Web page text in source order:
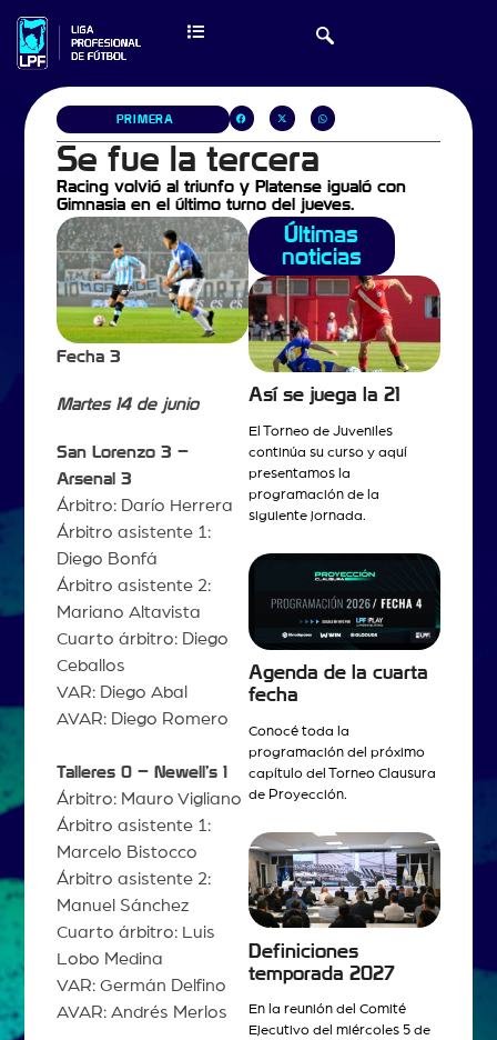
PRIMERA
Se fue la tercera
Racing volvió al triunfo y Platense igualó con
Gimnasia en el último turno del jueves.
Fecha 3
Martes 14 de junio
San Lorenzo 3 –
Arsenal 3
Árbitro: Darío Herrera
Árbitro asistente 1:
Diego Bonfá
Árbitro asistente 2:
Mariano Altavista
Cuarto árbitro: Diego
Ceballos
VAR: Diego Abal
AVAR: Diego Romero
Talleres 0 – Newell’s 1
Árbitro: Mauro Vigliano
Árbitro asistente 1:
Marcelo Bistocco
Árbitro asistente 2:
Manuel Sánchez
Cuarto árbitro: Luis
Lobo Medina
VAR: Germán Delfino
AVAR: Andrés Merlos
Últimas
noticias
Así se juega la 21
El Torneo de Juveniles
continúa su curso y aquí
presentamos la
programación de la
siguiente jornada.
Agenda de la cuarta
fecha
Conocé toda la
programación del próximo
capítulo del Torneo Clausura
de Proyección.
Definiciones
temporada 2027
En la reunión del Comité
Ejecutivo del miércoles 5 de